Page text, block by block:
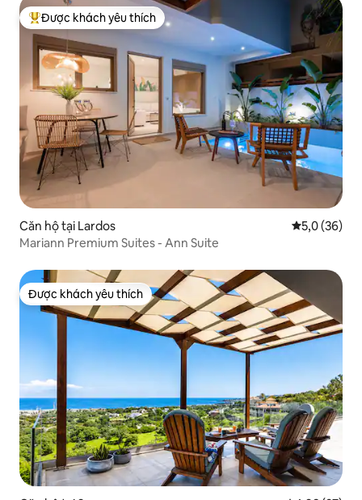
Được khách yêu thích nhất
Được khách yêu thích
Căn hộ tại Lardos Xếp hạng
5,0 (36)
Mariann Premium Suites - Ann Suite
Được khách yêu thích
Được khách yêu thích